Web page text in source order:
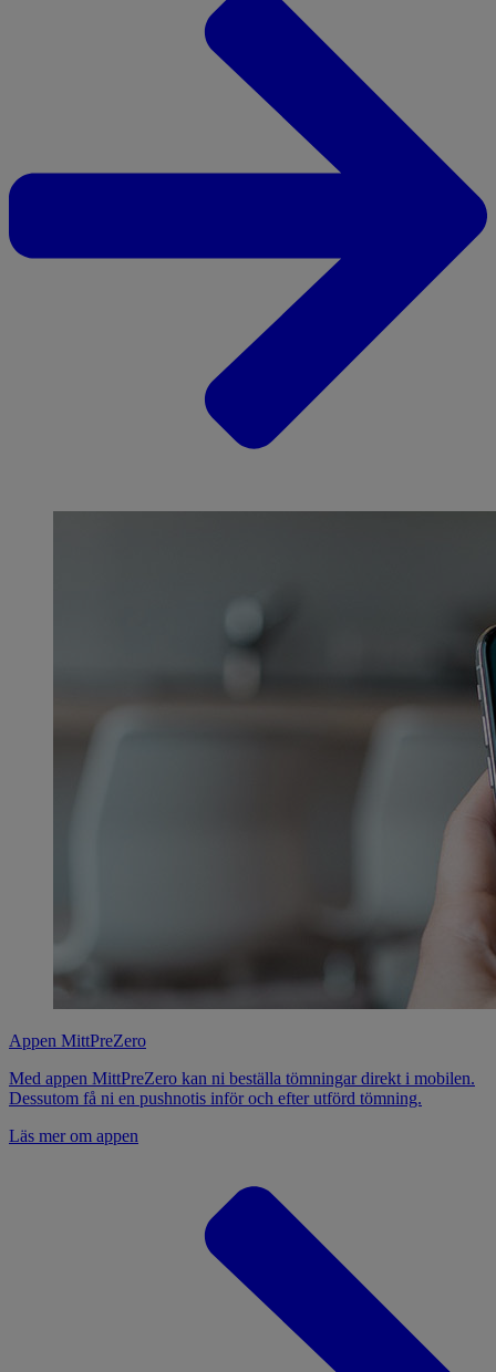
Appen MittPreZero
Med appen MittPreZero kan ni beställa tömningar direkt i mobilen.
Dessutom få ni en pushnotis inför och efter utförd tömning.
Läs mer om appen